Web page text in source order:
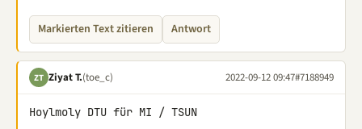
Markierten Text zitieren Antwort
ZT Ziyat T.(toe_c) 2022-09-12 09:47#7188949
Hoylmoly DTU für MI / TSUN